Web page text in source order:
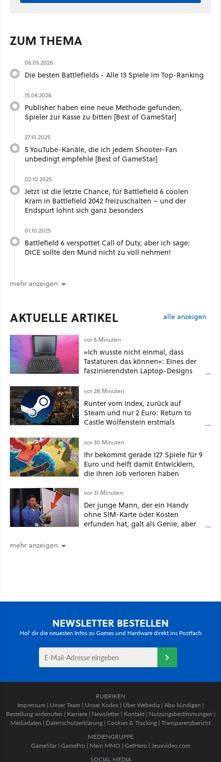
ZUM THEMA
06.05.2026
Die besten Battlefields - Alle 13 Spiele im Top-Ranking
15.04.2026
Publisher haben eine neue Methode gefunden,
Spieler zur Kasse zu bitten [Best of GameStar]
27.10.2025
5 YouTube-Kanäle, die ich jedem Shooter-Fan
unbedingt empfehle [Best of GameStar]
02.10.2025
Jetzt ist die letzte Chance, für Battlefield 6 coolen
Kram in Battlefield 2042 freizuschalten – und der
Endspurt lohnt sich ganz besonders
01.10.2025
Battlefield 6 verspottet Call of Duty, aber ich sage:
DICE sollte den Mund nicht zu voll nehmen!
mehr anzeigen
AKTUELLE ARTIKEL alle anzeigen
vor 6 Minuten
»Ich wusste nicht einmal, dass
Tastaturen das können«: Eines der
faszinierendsten Laptop-Designs
vor 28 Minuten
Runter vom Index, zurück auf
Steam und nur 2 Euro: Return to
Castle Wolfenstein erstmals
Markt
vor 30 Minuten
Ihr bekommt gerade 127 Spiele für 9
Euro und helft damit Entwicklern,
die ihren Job verloren haben
vor 31 Minuten
Der junge Mann, der ein Handy
ohne SIM-Karte oder Kosten
erfunden hat, galt als Genie, aber
mehr anzeigen
NEWSLETTER BESTELLEN
Hol' dir die neuesten Infos zu Games und Hardware direkt ins Postfach
RUBRIKEN
Impressum | Unser Team | Unser Kodex | Über Webedia | Abo kündigen |
Bestellung widerrufen | Karriere | Newsletter | Kontakt | Nutzungsbestimmungen |
Mediadaten | Datenschutzerklärung | Cookies & Tracking | Transparenzbericht
MEDIENGRUPPE
GameStar| GamePro | Mein MMO | GetHero | Jeuxvideo.com
SOCIAL MEDIA